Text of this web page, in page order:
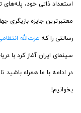
استعداد ذاتی خود،
معتبرترین جایزه
رسالتی را که عزت‌الله
سینمای ایران آغاز کرد با
در ادامه با ما همراه
بخوانیم!